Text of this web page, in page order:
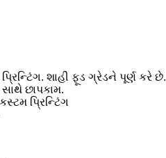
શાહી ફૂડ ગ્રેડને પૂર્ણ કરે છે.
સાથે છાપકામ.
પ્રિન્ટિંગ